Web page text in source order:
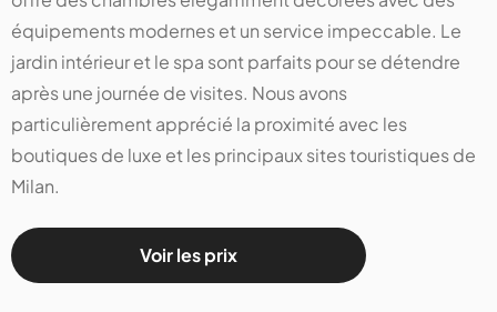
équipements modernes et un service impeccable. Le
jardin intérieur et le spa sont parfaits pour se détendre
après une journée de visites. Nous avons
particulièrement apprécié la proximité avec les
boutiques de luxe et les principaux sites touristiques de
Milan​​​​​​.
Voir les prix